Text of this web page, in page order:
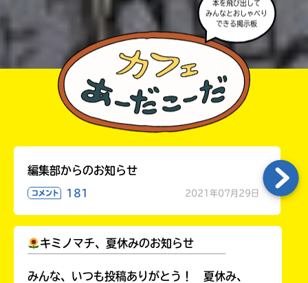
本を飛び出して
みんなとおしゃべり
できる掲示板
編集部からのお知らせ
コメント 181 2021年07月29日
キミノマチ、夏休みのお知らせ
みんな、いつも投稿ありがとう！ 夏休み、